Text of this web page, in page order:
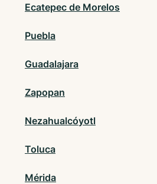
Ecatepec de Morelos
Puebla
Guadalajara
Zapopan
Nezahualcóyotl
Toluca
Mérida